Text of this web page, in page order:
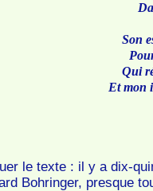
Son
Qui
Et mon
le texte : il y a dix-
Bohringer, presque